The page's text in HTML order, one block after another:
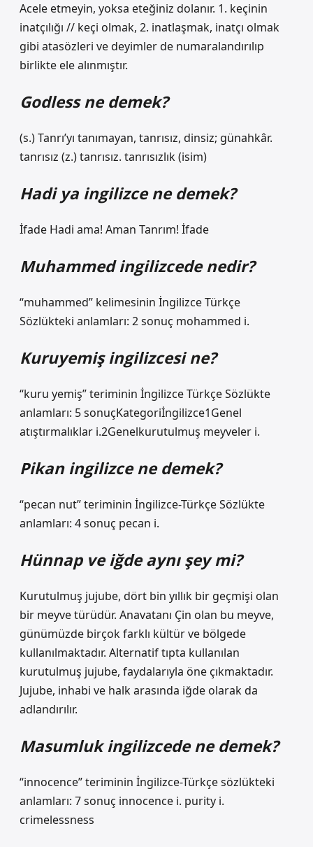
Acele etmeyin, yoksa eteğiniz dolanır. 1. keçinin
inatçılığı // keçi olmak, 2. inatlaşmak, inatçı olmak
gibi atasözleri ve deyimler de numaralandırılıp
birlikte ele alınmıştır.
Godless ne demek?
(s.) Tanrı’yı ​​tanımayan, tanrısız, dinsiz; günahkâr.
tanrısız (z.) tanrısız. tanrısızlık (isim)
Hadi ya ingilizce ne demek?
İfade Hadi ama! Aman Tanrım! İfade
Muhammed ingilizcede nedir?
“muhammed” kelimesinin İngilizce Türkçe
Sözlükteki anlamları: 2 sonuç mohammed i.
Kuruyemiş ingilizcesi ne?
“kuru yemiş” teriminin İngilizce Türkçe Sözlükte
anlamları: 5 sonuçKategoriİngilizce1Genel
atıştırmalıklar i.2Genelkurutulmuş meyveler i.
Pikan ingilizce ne demek?
“pecan nut” teriminin İngilizce-Türkçe Sözlükte
anlamları: 4 sonuç pecan i.
Hünnap ve iğde aynı şey mi?
Kurutulmuş jujube, dört bin yıllık bir geçmişi olan
bir meyve türüdür. Anavatanı Çin olan bu meyve,
günümüzde birçok farklı kültür ve bölgede
kullanılmaktadır. Alternatif tıpta kullanılan
kurutulmuş jujube, faydalarıyla öne çıkmaktadır.
Jujube, inhabi ve halk arasında iğde olarak da
adlandırılır.
Masumluk ingilizcede ne demek?
“innocence” teriminin İngilizce-Türkçe sözlükteki
anlamları: 7 sonuç innocence i. purity i.
crimelessness